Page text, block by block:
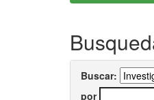
Buscar:
por